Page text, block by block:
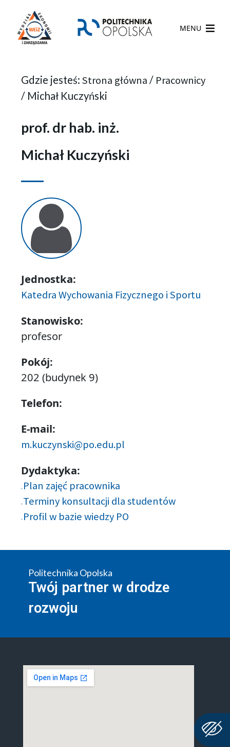
MENU
Gdzie jesteś: Strona główna / Pracownicy
/ Michał Kuczyński
prof. dr hab. inż.
Michał Kuczyński
Jednostka:
Katedra Wychowania Fizycznego i Sportu
Stanowisko:
profesor
Pokój:
202 (budynek 9)
Telefon:
E-mail:
m.kuczynski@po.edu.pl
Dydaktyka:
Plan zajęć pracownika
Terminy konsultacji dla studentów
Profil w bazie wiedzy PO
Politechnika Opolska
Twój partner w drodze
rozwoju